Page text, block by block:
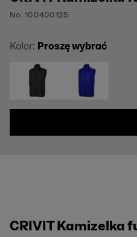
No. 100400125
Kolor: Proszę wybrać
CRIVIT Kamizelka